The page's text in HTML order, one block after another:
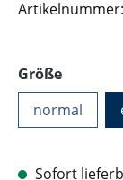
Artikelnummer:
Größe
normal
Sofort